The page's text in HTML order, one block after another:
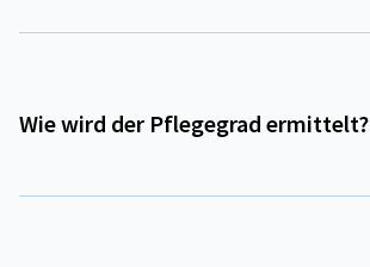
Wie wird der Pflegegrad ermittelt?